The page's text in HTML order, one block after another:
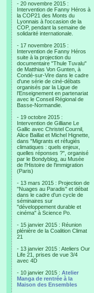
- 20 novembre 2015 :
Intervention de Fanny Héros à
la COP21 des Monts du
Lyonnais à l'occasion de la
COP, pendant la semaine de
solidarité internationale.
- 17 novembre 2015 :
Intervention de Fanny Héros
suite à la projection du
documentaire "Thule Tuvalu"
de Matthias Von Gunten, à
Condé-sur-Vire dans le cadre
d'une série de ciné-débats
organisés par la Ligue de
l'Enseignement en partenariat
avec le Conseil Régional de
Basse-Normandie.
- 19 octobre 2015 :
Intervention de Gilliane Le
Gallic avec Christel Cournil,
Alice Baillat et Michel Hignette,
dans "Migrants et réfugiés
climatiques : quels enjeux,
quelles réponses ?", organisé
par le Bondyblog, au Musée
de l'Histoire de l'immigration
(Paris)
- 13 mars 2015 : Projection de
"Nuages au Paradis" et débat
dans le cadre d'un cycle de
séminaires sur
"développement durable et
cinéma" à Science Po.
- 15 janvier 2015 : Réunion
plénière de la Coalition Climat
21
- 13 janvier 2015 : Ateliers Our
Life 21, prises de vue 3/4
avec 4D
- 10 janvier 2015 : Atelier
Manga de rentrée à la
Maison des Ensembles